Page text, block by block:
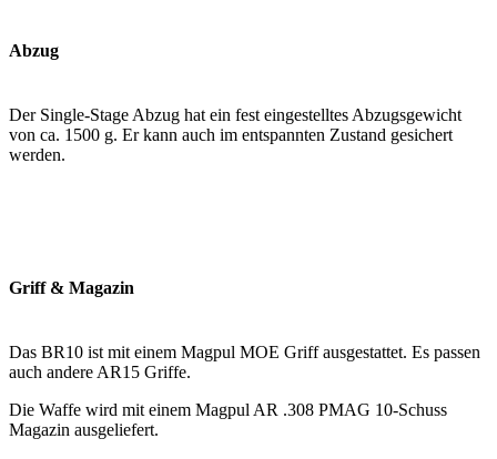
Abzug
Der Single-Stage Abzug hat ein fest eingestelltes Abzugsgewicht
von ca. 1500 g. Er kann auch im entspannten Zustand gesichert
werden.
Griff & Magazin
Das BR10 ist mit einem Magpul MOE Griff ausgestattet. Es passen
auch andere AR15 Griffe.
Die Waffe wird mit einem Magpul AR .308 PMAG 10-Schuss
Magazin ausgeliefert.